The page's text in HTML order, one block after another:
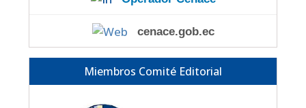
cenace.gob.ec
Miembros Comité Editorial